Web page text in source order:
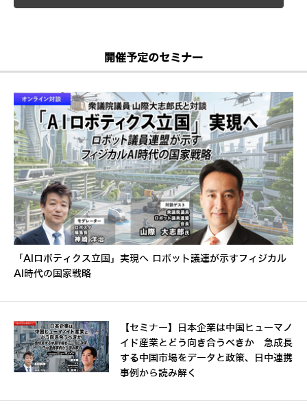
開催予定のセミナー
「AIロボティクス立国」実現へ ロボット議連が示すフィジカル
AI時代の国家戦略
【セミナー】日本企業は中国ヒューマノ
イド産業とどう向き合うべきか 急成長
する中国市場をデータと政策、日中連携
事例から読み解く